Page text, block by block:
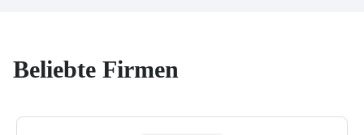
Beliebte Firmen